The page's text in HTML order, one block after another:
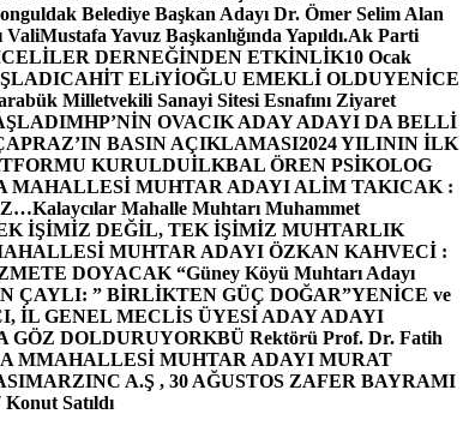
Belediye Başkan Adayı Dr. Ömer Selim Alan
Yavuz Başkanlığında Yapıldı.Ak Parti
DERNEĞİNDEN ETKİNLİK10 Ocak
CAHİT ELiYİOĞLU EMEKLİ OLDUYENİCE
Milletvekili Sanayi Sitesi Esnafını Ziyaret
MHP’NİN OVACIK ADAY ADAYI DA BELLİ
BASIN AÇIKLAMASI2024 YILININ İLK
KURULDUİLKBAL ÖREN PSİKOLOG
MAHALLESİ MUHTAR ADAYI ALİM TAKICAK :
Kalaycılar Mahalle Muhtarı Muhammet
EK İŞİMİZ DEĞİL, TEK İŞİMİZ MUHTARLIK
MUHTAR ADAYI ÖZKAN KAHVECİ :
DOYACAK “Güney Köyü Muhtarı Adayı
ÇAYLI: ” BİRLİKTEN GÜÇ DOĞAR”YENİCE ve
İL GENEL MECLİS ÜYESİ ADAY ADAYI
GÖZ DOLDURUYORKBÜ Rektörü Prof. Dr. Fatih
MMAHALLESİ MUHTAR ADAYI MURAT
MARZINC A.Ş , 30 AĞUSTOS ZAFER BAYRAMI
Satıldı